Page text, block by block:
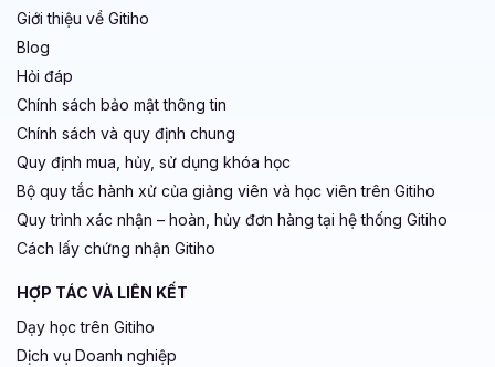
Giới thiệu về Gitiho
Blog
Hỏi đáp
Chính sách bảo mật thông tin
Chính sách và quy định chung
Quy định mua, hủy, sử dụng khóa học
Bộ quy tắc hành xử của giảng viên và học viên trên Gitiho
Quy trình xác nhận – hoàn, hủy đơn hàng tại hệ thống Gitiho
Cách lấy chứng nhận Gitiho
HỢP TÁC VÀ LIÊN KẾT
Dạy học trên Gitiho
Dịch vụ Doanh nghiệp